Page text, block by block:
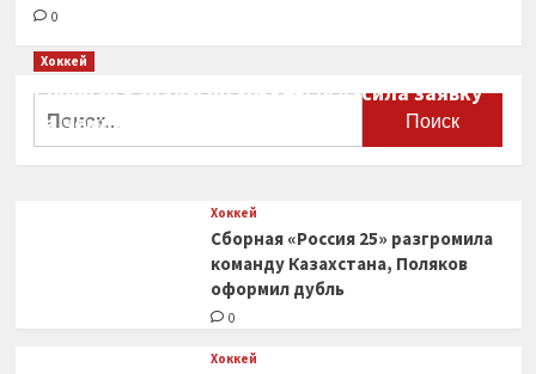
0
Хоккей
Сборная Канады по хоккею огласила заявку
на чемпионат мира
Хоккей
Сборная «Россия 25» разгромила
команду Казахстана, Поляков
оформил дубль
0
Хоккей